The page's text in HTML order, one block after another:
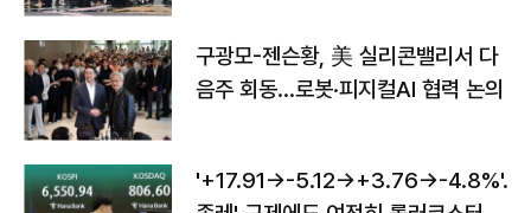
구광모-젠슨황, 美 실리콘밸리서 다
음주 회동…로봇·피지컬AI 협력 논의
'+17.91→-5.12→+3.76→-4.8%'…'